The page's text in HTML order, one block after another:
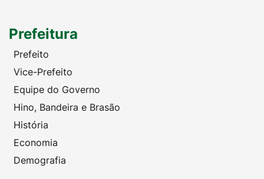
Prefeitura
Prefeito
Vice-Prefeito
Equipe do Governo
Hino, Bandeira e Brasão
História
Economia
Demografia